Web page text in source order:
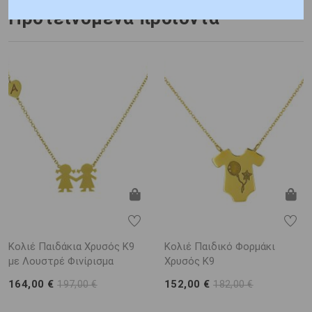
Προτεινόμενα προϊόντα
Κολιέ Παιδάκια Χρυσός Κ9
με Λουστρέ Φινίρισμα
164,00 €197,00 €
Κολιέ Παιδικό Φορμάκι
Χρυσός Κ9
152,00 €182,00 €